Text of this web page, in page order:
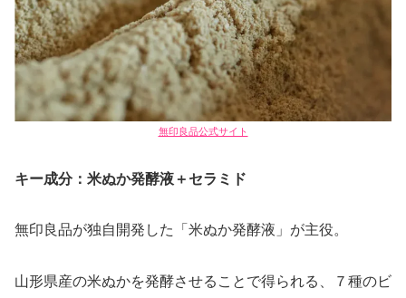
無印良品公式サイト
キー成分：米ぬか発酵液＋セラミド
無印良品が独自開発した「米ぬか発酵液」が主役。
山形県産の米ぬかを発酵させることで得られる、７種のビ